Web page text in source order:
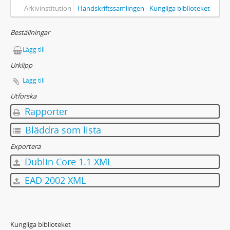
Arkivinstitution
Handskriftssamlingen - Kungliga biblioteket
Beställningar
Lägg till
Urklipp
Lägg till
Utforska
Rapporter
Bläddra som lista
Exportera
Dublin Core 1.1 XML
EAD 2002 XML
Kungliga biblioteket